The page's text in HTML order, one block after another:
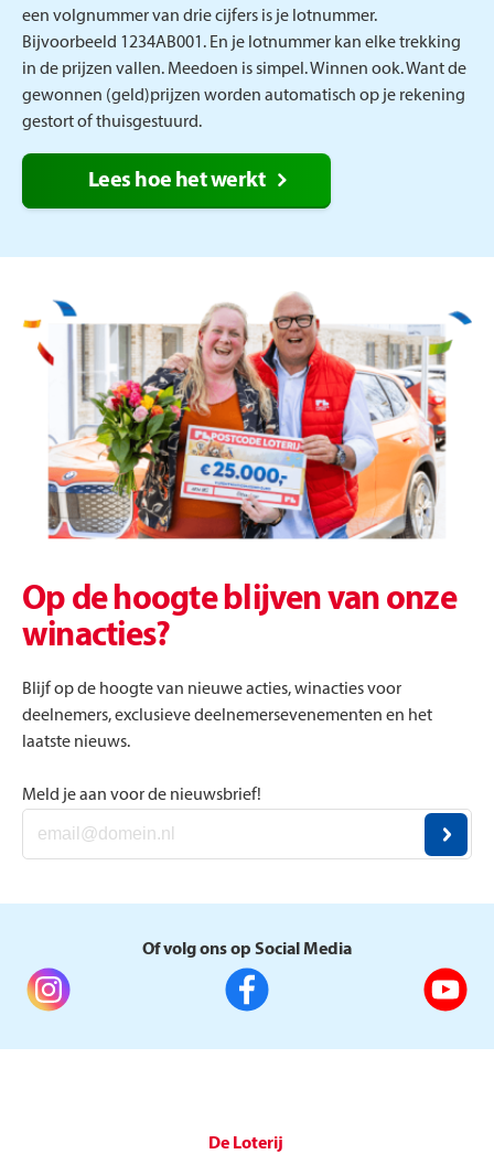
een volgnummer van drie cijfers is je lotnummer.
Bijvoorbeeld 1234AB001. En je lotnummer kan elke trekking
in de prijzen vallen. Meedoen is simpel. Winnen ook. Want de
gewonnen (geld)prijzen worden automatisch op je rekening
gestort of thuisgestuurd.
Lees hoe het werkt
Op de hoogte blijven van onze
winacties?
Blijf op de hoogte van nieuwe acties, winacties voor
deelnemers, exclusieve deelnemersevenementen en het
laatste nieuws.
Meld je aan voor de nieuwsbrief!
Of volg ons op Social Media
De Loterij